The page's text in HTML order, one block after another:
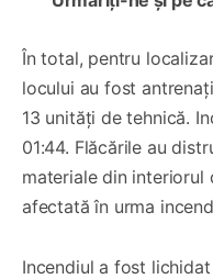
În total, pentru
locului au fost
13 unități de tehnică.
01:44. Flăcările au
materiale din
afectată în urma
Incendiul a fost